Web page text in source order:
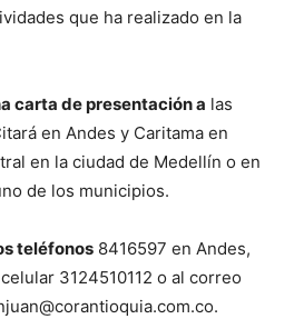
que ha realizado en la
carta de presentación a las
en Andes y Caritama en
en la ciudad de Medellín o en
de los municipios.
teléfonos 8416597 en Andes,
3124510112 o al correo